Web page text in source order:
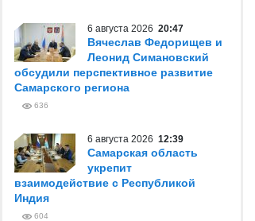
6 августа 2026 20:47
Вячеслав Федорищев и
Леонид Симановский
обсудили перспективное развитие
Самарского региона
636
6 августа 2026 12:39
Самарская область
укрепит
взаимодействие с Республикой
Индия
604